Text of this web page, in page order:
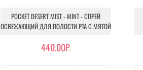
POCKET DESERT MIST - MINT - СПРЕЙ
ОСВЕЖАЮЩИЙ ДЛЯ ПОЛОСТИ РТА С МЯТОЙ
440.00Р.